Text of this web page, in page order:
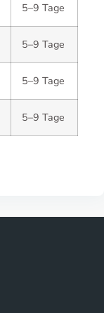
5–9 Tage
5–9 Tage
5–9 Tage
5–9 Tage